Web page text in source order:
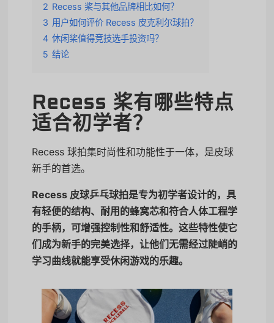
2 Recess 桨与其他品牌相比如何？
3 用户如何评价 Recess 皮克利尔球拍？
4 休闲桨值得竞技选手投资吗？
5 结论
Recess 桨有哪些特点
适合初学者？
Recess 球拍集时尚性和功能性于一体，是皮球
新手的首选。
Recess 皮球乒乓球拍是专为初学者设计的，具
有轻便的结构、耐用的蜂窝芯和符合人体工程学
的手柄，可增强控制性和舒适性。这些特性使它
们成为新手的完美选择，让他们无需经过陡峭的
学习曲线就能享受休闲游戏的乐趣。